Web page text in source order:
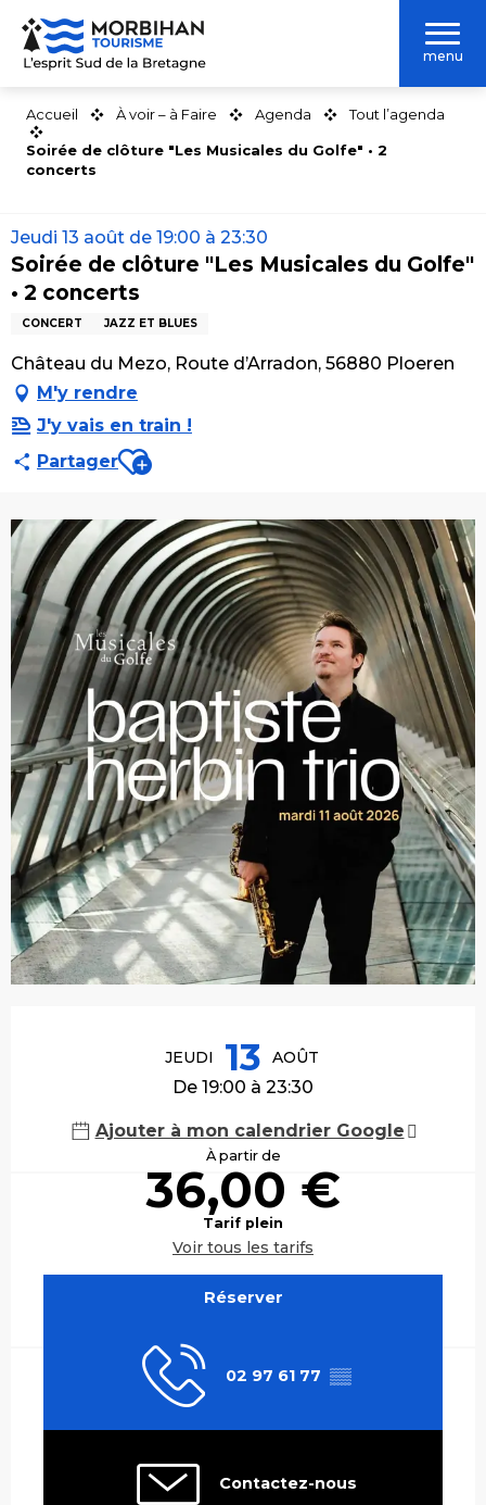
Aller
contenu
menu
Accueil À voir – à Faire Agenda Tout l’agenda
Soirée de clôture "Les Musicales du Golfe" • 2
concerts
Jeudi 13 août de 19:00 à 23:30
Soirée de clôture "Les Musicales du Golfe"
• 2 concerts
CONCERT JAZZ ET BLUES
Château du Mezo, Route d’Arradon, 56880 Ploeren
M'y rendre
J'y vais en train !
PartagerAjouter aux favoris
JEUDI 13 AOÛT
De 19:00 à 23:30
Ajouter à mon calendrier Google
À partir de
36,00 €
Tarif plein
Voir tous les tarifs
Réserver
02 97 61 77 ▒▒
Contactez-nous